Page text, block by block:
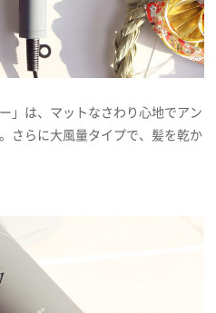
」は、マットなさわり心地でアン
さらに大風量タイプで、髪を乾か